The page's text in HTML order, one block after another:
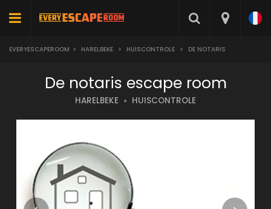
EVERYESCAPEROOM > HARELBEKE > HUISCONTROLE > DE NOTARIS
De notaris escape room
HARELBEKE HUISCONTROLE